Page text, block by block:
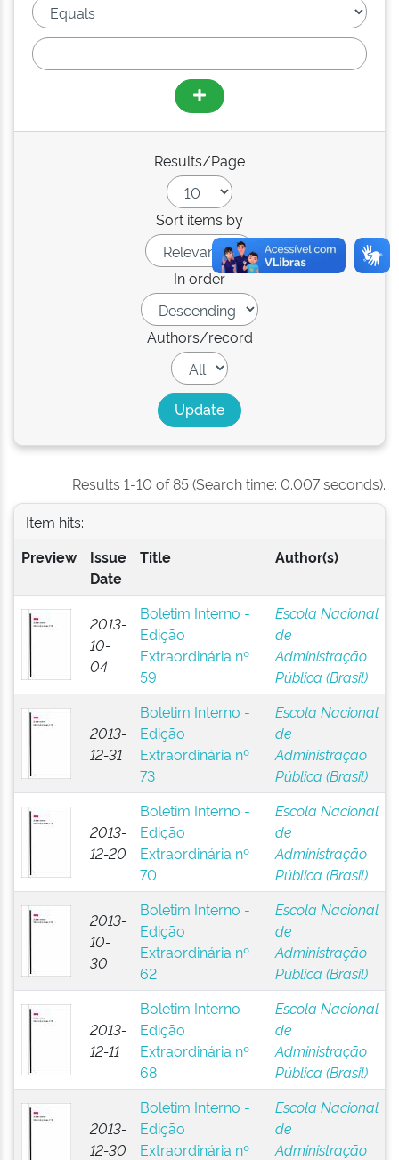
Results/Page
Sort items by
In order
Authors/record
Results 1-10 of 85 (Search time: 0.007 seconds).
Item hits:
Preview
Issue
Date
Title Author(s)
2013-
10-
04
Boletim Interno -
Edição
Extraordinária nº
59
Escola Nacional
de
Administração
Pública (Brasil)
2013-
12-31
Boletim Interno -
Edição
Extraordinária nº
73
Escola Nacional
de
Administração
Pública (Brasil)
2013-
12-20
Boletim Interno -
Edição
Extraordinária nº
70
Escola Nacional
de
Administração
Pública (Brasil)
2013-
10-
30
Boletim Interno -
Edição
Extraordinária nº
62
Escola Nacional
de
Administração
Pública (Brasil)
2013-
12-11
Boletim Interno -
Edição
Extraordinária nº
68
Escola Nacional
de
Administração
Pública (Brasil)
2013-
12-30
Boletim Interno -
Edição
Extraordinária nº
Escola Nacional
de
Administração